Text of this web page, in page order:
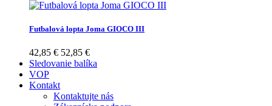
Futbalová lopta Joma GIOCO III
42,85 € 52,85 €
Sledovanie balíka
VOP
Kontakt
Kontaktujte nás